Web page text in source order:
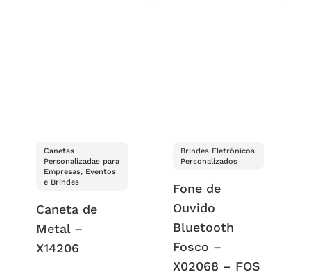
Canetas
Personalizadas para
Empresas, Eventos
e Brindes
Caneta de
Metal –
X14206
Brindes Eletrônicos
Personalizados
Fone de
Ouvido
Bluetooth
Fosco –
X02068 – FOS